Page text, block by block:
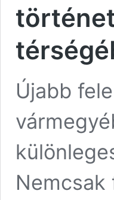
Újabb
Nemcsak